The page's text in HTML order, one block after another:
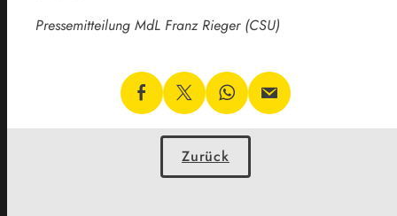
Pressemitteilung MdL Franz Rieger (CSU)
Zurück